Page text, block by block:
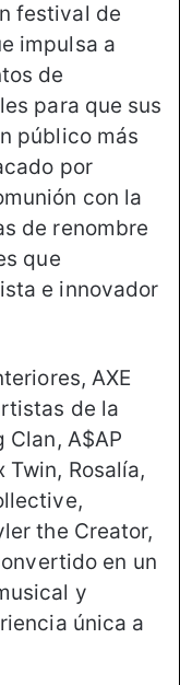
festival de
impulsa a
de
para que sus
público más
por
con la
de renombre
que
e innovador
AXE
de la
Clan, A$AP
Twin, Rosalía,
the Creator,
en un
y
única a